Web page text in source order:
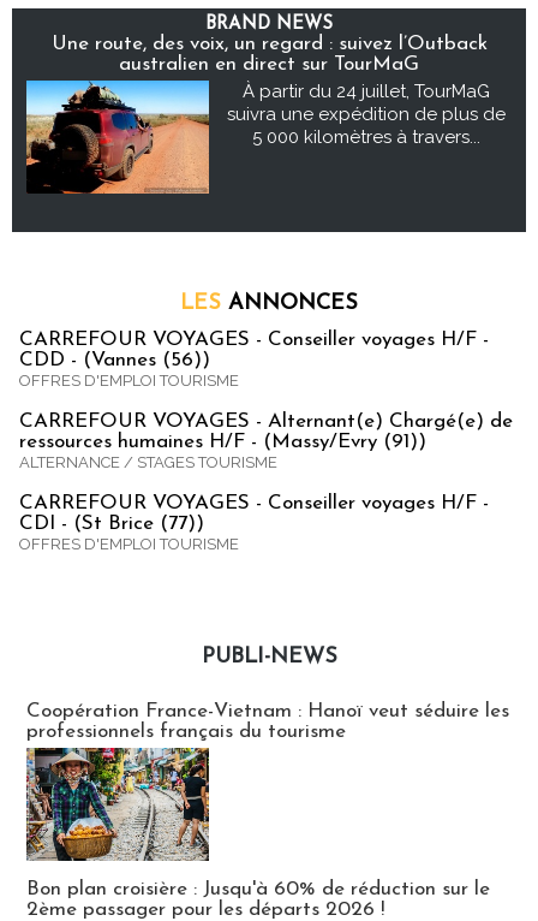
BRAND NEWS
Une route, des voix, un regard : suivez l’Outback
australien en direct sur TourMaG
À partir du 24 juillet, TourMaG
suivra une expédition de plus de
5 000 kilomètres à travers...
LES ANNONCES
CARREFOUR VOYAGES - Conseiller voyages H/F -
CDD - (Vannes (56))
OFFRES D'EMPLOI TOURISME
CARREFOUR VOYAGES - Alternant(e) Chargé(e) de
ressources humaines H/F - (Massy/Evry (91))
ALTERNANCE / STAGES TOURISME
CARREFOUR VOYAGES - Conseiller voyages H/F -
CDI - (St Brice (77))
OFFRES D'EMPLOI TOURISME
PUBLI-NEWS
Coopération France-Vietnam : Hanoï veut séduire les
professionnels français du tourisme
Bon plan croisière : Jusqu'à 60% de réduction sur le
2ème passager pour les départs 2026 !